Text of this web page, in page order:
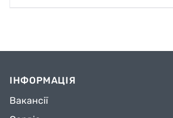
ІНФОРМАЦІЯ
Вакансії